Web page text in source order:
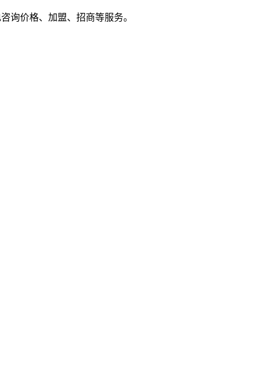
询价格、加盟、招商等服务。